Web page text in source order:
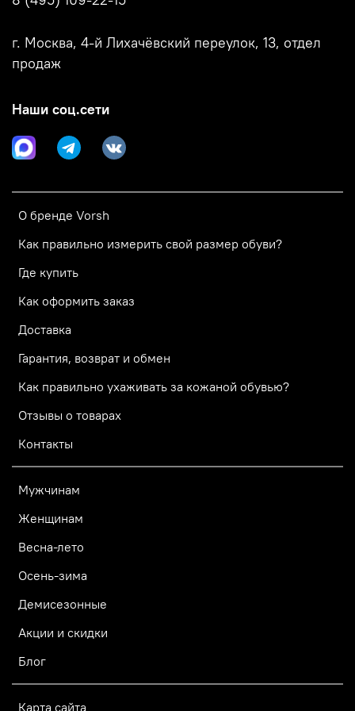
О бренде Vorsh
Как правильно измерить свой размер обуви?
Где купить
Как оформить заказ
Доставка
Гарантия, возврат и обмен
Как правильно ухаживать за кожаной обувью?
Отзывы о товарах
Контакты
Мужчинам
Женщинам
Весна-лето
Осень-зима
Демисезонные
Акции и скидки
Блог
Карта сайта
г. Москва, 4-й Лихачёвский переулок, 13, отдел
продаж
Наши соц.сети